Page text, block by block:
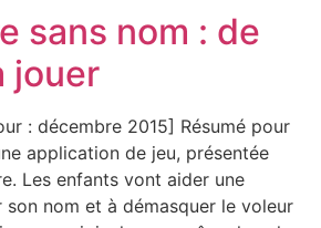
sans nom : de
jouer
: décembre 2015] Résumé pour
application de jeu, présentée
Les enfants vont aider une
nom et à démasquer le voleur